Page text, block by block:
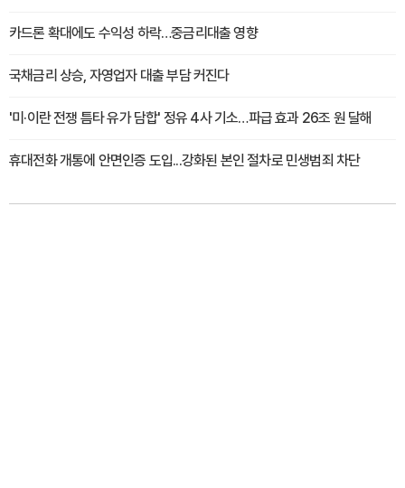
카드론 확대에도 수익성 하락…중금리대출 영향
국채금리 상승, 자영업자 대출 부담 커진다
'미·이란 전쟁 틈타 유가 담합' 정유 4사 기소…파급 효과 26조 원 달해
휴대전화 개통에 안면인증 도입...강화된 본인 절차로 민생범죄 차단